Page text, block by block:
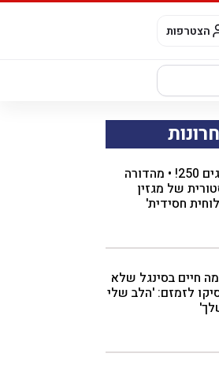
הצטרפות
חוגגים 250! • מהדורה
של מגזין
חסידית'
חיים בסינגל שלא
לזמזם: 'הלב שלי